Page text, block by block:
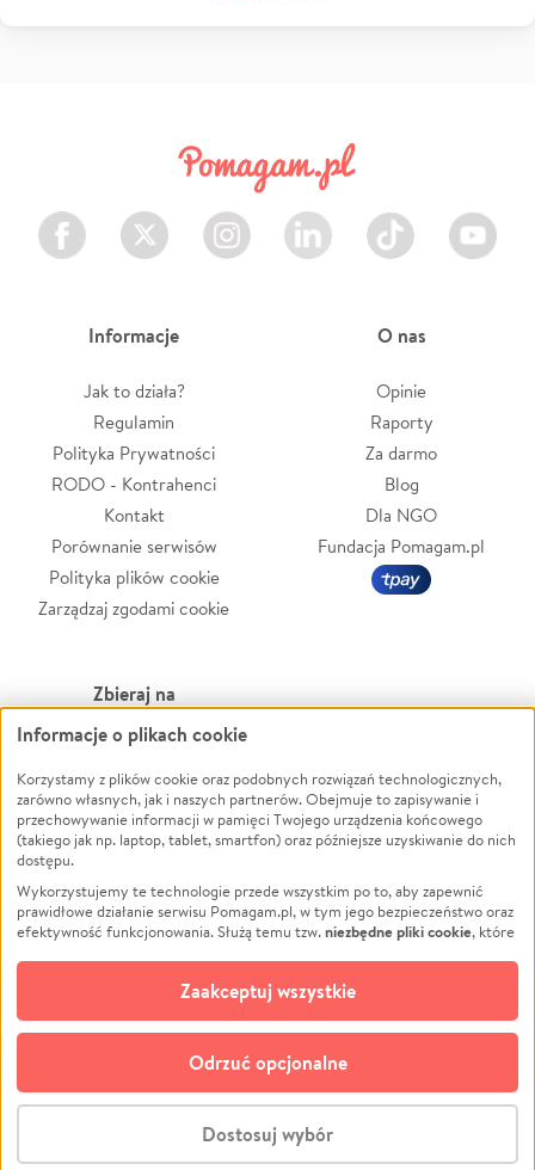
Stwórz zbiórkę - za darmo
Facebook Twitter Instagram LinkedIn TikTok Youtube
Informacje
Jak to działa?
Regulamin
Polityka Prywatności
RODO - Kontrahenci
Kontakt
Porównanie serwisów
Polityka plików cookie
Zarządzaj zgodami cookie
O nas
Opinie
Raporty
Za darmo
Blog
Dla NGO
Fundacja Pomagam.pl
Zbieraj na
Leczenie
Zwierzęta
Pożar
Ukraina
Pomoc Finansowa
Projekty
Pogrzeb
Społeczność lokalna
Kultura
Powódź
Wichura
NGO
Edukacja
Podróż
Impreza
Ochrona środowiska
Biznes
© CROWDING SP. Z O.O.
Informacje o plikach cookie
Korzystamy z plików cookie oraz podobnych rozwiązań technologicznych,
zarówno własnych, jak i naszych partnerów. Obejmuje to zapisywanie i
przechowywanie informacji w pamięci Twojego urządzenia końcowego
(takiego jak np. laptop, tablet, smartfon) oraz późniejsze uzyskiwanie do nich
dostępu.
Wykorzystujemy te technologie przede wszystkim po to, aby zapewnić
prawidłowe działanie serwisu Pomagam.pl, w tym jego bezpieczeństwo oraz
efektywność funkcjonowania. Służą temu tzw.niezbędne pliki cookie, które
opcjonalnych plików cookie
technologii do celów analitycznych i retargetingowych. Możesz wyrazić
zgodę na ich stosowanie lub jej odmówić. W dowolnym momencie masz
możliwość zmiany swoich preferencji na stronie „Zarządzaj zgodami cookie”,
do której link znajdziesz w stopce serwisu Pomagam.pl. Opcjonalne pliki
cookie wykorzystywane są w następujących celach:
działanie serwisu Pomagam.pl. Dzięki nim możemy zrozumieć, jak
użytkownicy korzystają z naszego serwisu – skąd trafiają do serwisu, jak
Dostosuj wybór
Odrzuć opcjonalne
Zaakceptuj wszystkie